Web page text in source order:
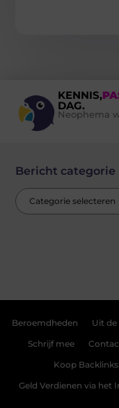
KENNIS,
DAG.
Neophema
Bericht categorie
Beroemdheden Uit de
Schrijf mee
Koop
Geld Verdienen via het